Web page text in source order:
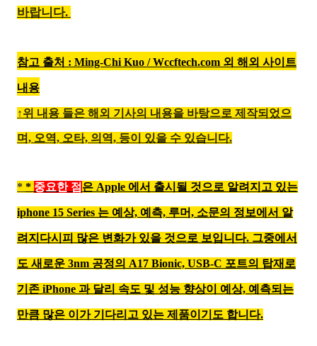
바랍니다.
참고 출처 : Ming-Chi Kuo / Wccftech.com 외 해외 사이트
내용
↑위 내용 들은 해외 기사의 내용을 바탕으로 제작되었으
며, 오역, 오타, 의역, 등이 있을 수 있습니다.
* * 중요한 점 은 Apple 에서 출시될 것으로 알려지고 있는
iphone 15 Series 는 예상, 예측, 루머, 소문의 정보에서 알
려지다시피 많은 변화가 있을 것으로 보입니다. 그중에서
도 새로운 3nm 공정의 A17 Bionic, USB-C 포트의 탑재로
기존 iPhone 과 달리 속도 및 성능 향상이 예상, 예측되는
만큼 많은 이가 기다리고 있는 제품이기도 합니다.